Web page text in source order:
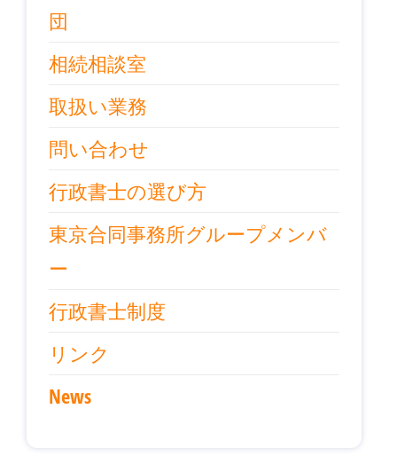
団
相続相談室
取扱い業務
問い合わせ
行政書士の選び方
東京合同事務所グループメンバ
ー
行政書士制度
リンク
News